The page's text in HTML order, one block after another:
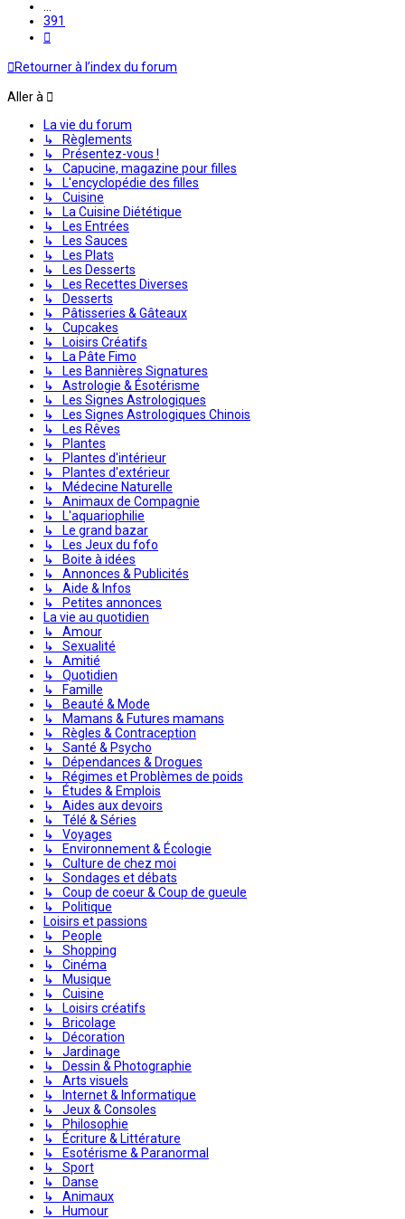
391
Retourner à l’index du forum
Aller à
La vie du forum
↳ Règlements
↳ Présentez-vous !
↳ Capucine, magazine pour filles
↳ L'encyclopédie des filles
↳ Cuisine
↳ La Cuisine Diététique
↳ Les Entrées
↳ Les Sauces
↳ Les Plats
↳ Les Desserts
↳ Les Recettes Diverses
↳ Desserts
↳ Pâtisseries & Gâteaux
↳ Cupcakes
↳ Loisirs Créatifs
↳ La Pâte Fimo
↳ Les Bannières Signatures
↳ Astrologie & Ésotérisme
↳ Les Signes Astrologiques
↳ Les Signes Astrologiques Chinois
↳ Les Rêves
↳ Plantes
↳ Plantes d'intérieur
↳ Plantes d'extérieur
↳ Médecine Naturelle
↳ Animaux de Compagnie
↳ L'aquariophilie
↳ Le grand bazar
↳ Les Jeux du fofo
↳ Boite à idées
↳ Annonces & Publicités
↳ Aide & Infos
↳ Petites annonces
La vie au quotidien
↳ Amour
↳ Sexualité
↳ Amitié
↳ Quotidien
↳ Famille
↳ Beauté & Mode
↳ Mamans & Futures mamans
↳ Règles & Contraception
↳ Santé & Psycho
↳ Dépendances & Drogues
↳ Régimes et Problèmes de poids
↳ Études & Emplois
↳ Aides aux devoirs
↳ Télé & Séries
↳ Voyages
↳ Environnement & Écologie
↳ Culture de chez moi
↳ Sondages et débats
↳ Coup de coeur & Coup de gueule
↳ Politique
Loisirs et passions
↳ People
↳ Shopping
↳ Cinéma
↳ Musique
↳ Cuisine
↳ Loisirs créatifs
↳ Bricolage
↳ Décoration
↳ Jardinage
↳ Dessin & Photographie
↳ Arts visuels
↳ Internet & Informatique
↳ Jeux & Consoles
↳ Philosophie
↳ Écriture & Littérature
↳ Esotérisme & Paranormal
↳ Sport
↳ Danse
↳ Animaux
↳ Humour